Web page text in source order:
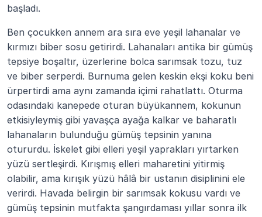
başladı.
Ben çocukken annem ara sıra eve yeşil lahanalar ve
kırmızı biber sosu getirirdi. Lahanaları antika bir gümüş
tepsiye boşaltır, üzerlerine bolca sarımsak tozu, tuz
ve biber serperdi. Burnuma gelen keskin ekşi koku beni
ürpertirdi ama aynı zamanda içimi rahatlattı. Oturma
odasındaki kanepede oturan büyükannem, kokunun
etkisiyleymiş gibi yavaşça ayağa kalkar ve baharatlı
lahanaların bulunduğu gümüş tepsinin yanına
otururdu. İskelet gibi elleri yeşil yaprakları yırtarken
yüzü sertleşirdi. Kırışmış elleri maharetini yitirmiş
olabilir, ama kırışık yüzü hâlâ bir ustanın disiplinini ele
verirdi. Havada belirgin bir sarımsak kokusu vardı ve
gümüş tepsinin mutfakta şangırdaması yıllar sonra ilk